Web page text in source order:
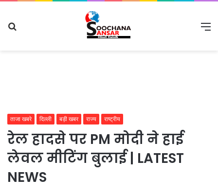
ताजा खबरे दिल्ली बड़ी खबर राज्य राष्ट्रीय
रेल हादसे पर PM मोदी ने हाई
लेवल मीटिंग बुलाई | LATEST
NEWS